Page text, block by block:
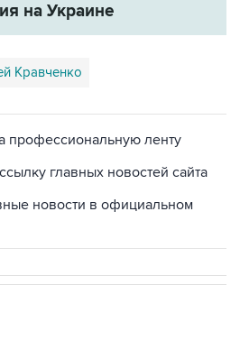
на Украине
Кравченко
профессиональную ленту
главных новостей сайта
новости в официальном